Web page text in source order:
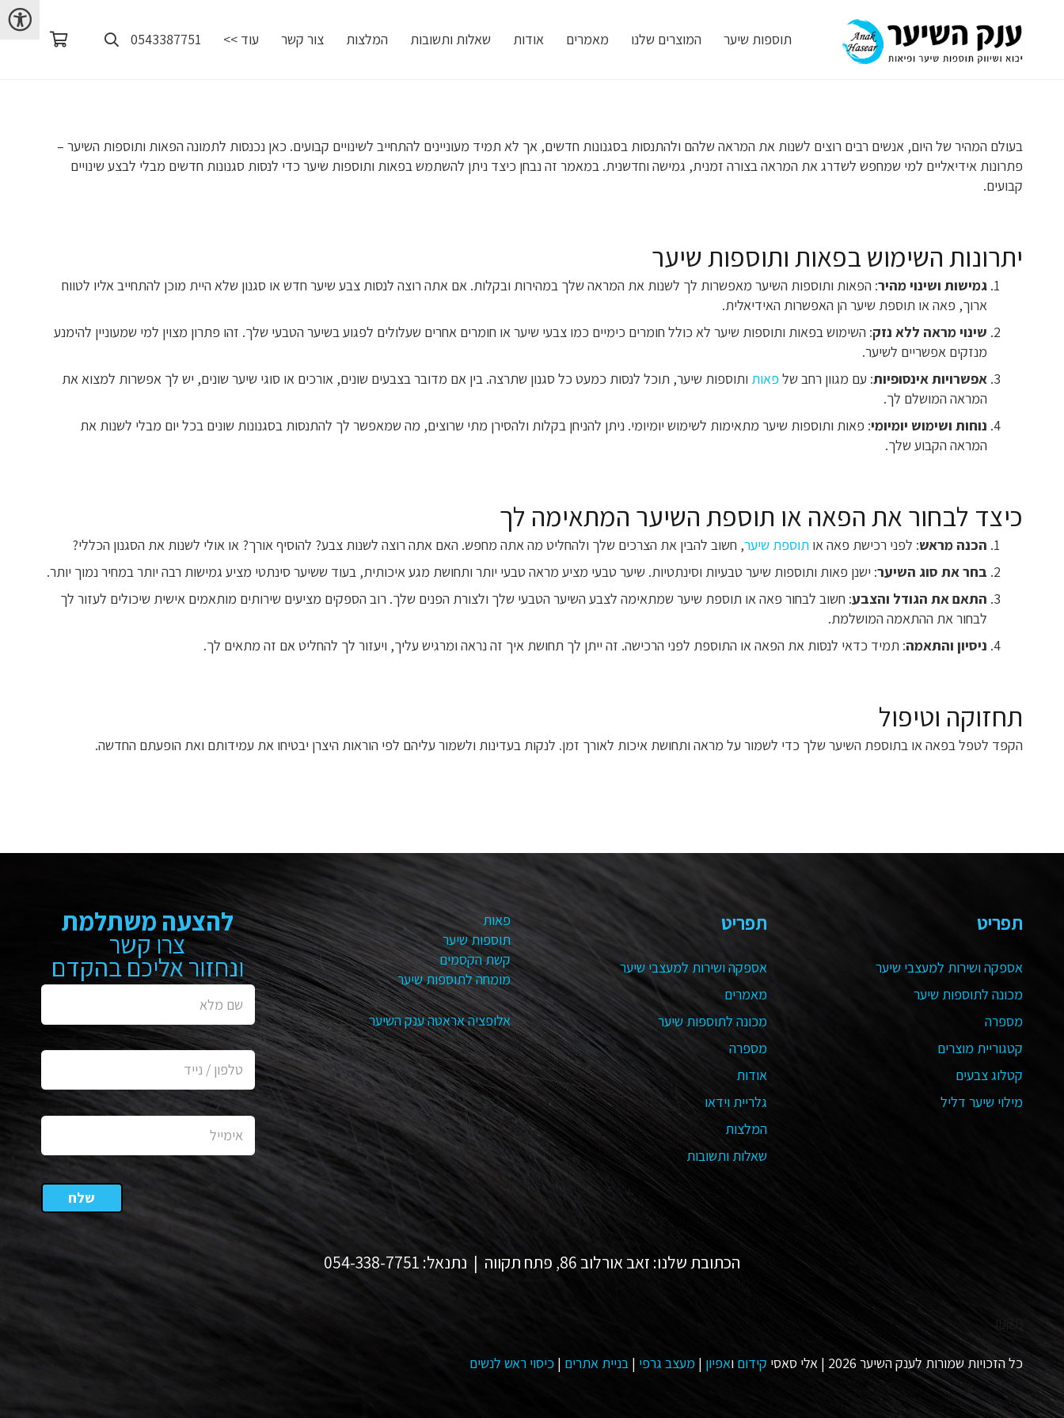
תוספות שיער המוצרים שלנו מאמרים אודות שאלות ותשובות המלצות צור קשר עוד >> 0543387751
בעולם המהיר של היום, אנשים רבים רוצים לשנות את המראה שלהם ולהתנסות בסגנונות חדשים, אך לא תמיד מעוניינים להתחייב לשינויים קבועים. כאן נכנסות לתמונה הפאות ותוספות השיער –
פתרונות אידיאליים למי שמחפש לשדרג את המראה בצורה זמנית, גמישה וחדשנית. במאמר זה נבחן כיצד ניתן להשתמש בפאות ותוספות שיער כדי לנסות סגנונות חדשים מבלי לבצע שינויים
קבועים.
יתרונות השימוש בפאות ותוספות שיער
גמישות ושינוי מהיר: הפאות ותוספות השיער מאפשרות לך לשנות את המראה שלך במהירות ובקלות. אם אתה רוצה לנסות צבע שיער חדש או סגנון שלא היית מוכן להתחייב אליו לטווח
ארוך, פאה או תוספת שיער הן האפשרות האידיאלית.
שינוי מראה ללא נזק: השימוש בפאות ותוספות שיער לא כולל חומרים כימיים כמו צבעי שיער או חומרים אחרים שעלולים לפגוע בשיער הטבעי שלך. זהו פתרון מצוין למי שמעוניין להימנע
מנזקים אפשריים לשיער.
אפשרויות אינסופיות: עם מגוון רחב שלפאות ותוספות שיער, תוכל לנסות כמעט כל סגנון שתרצה. בין אם מדובר בצבעים שונים, אורכים או סוגי שיער שונים, יש לך אפשרות למצוא את
המראה המושלם לך.
נוחות ושימוש יומיומי: פאות ותוספות שיער מתאימות לשימוש יומיומי. ניתן להניחן בקלות ולהסירן מתי שרוצים, מה שמאפשר לך להתנסות בסגנונות שונים בכל יום מבלי לשנות את
המראה הקבוע שלך.
כיצד לבחור את הפאה או תוספת השיער המתאימה לך
הכנה מראש: לפני רכישת פאה או תוספת שיער, חשוב להבין את הצרכים שלך ולהחליט מה אתה מחפש. האם אתה רוצה לשנות צבע? להוסיף אורך? או אולי לשנות את הסגנון הכללי?
בחר את סוג השיער: ישנן פאות ותוספות שיער טבעיות וסינתטיות. שיער טבעי מציע מראה טבעי יותר ותחושת מגע איכותית, בעוד ששיער סינתטי מציע גמישות רבה יותר במחיר נמוך יותר.
התאם את הגודל והצבע: חשוב לבחור פאה או תוספת שיער שמתאימה לצבע השיער הטבעי שלך ולצורת הפנים שלך. רוב הספקים מציעים שירותים מותאמים אישית שיכולים לעזור לך
לבחור את ההתאמה המושלמת.
ניסיון והתאמה: תמיד כדאי לנסות את הפאה או התוספת לפני הרכישה. זה ייתן לך תחושת איך זה נראה ומרגיש עליך, ויעזור לך להחליט אם זה מתאים לך.
תחזוקה וטיפול
הקפד לטפל בפאה או בתוספת השיער שלך כדי לשמור על מראה ותחושת איכות לאורך זמן. לנקות בעדינות ולשמור עליהם לפי הוראות היצרן יבטיחו את עמידותם ואת הופעתם החדשה.
תפריט
אספקה ושירות למעצבי שיער
מכונה לתוספות שיער
מספרה
קטגוריית מוצרים
קטלוג צבעים
מילוי שיער דליל
תפריט
אספקה ושירות למעצבי שיער
מאמרים
מכונה לתוספות שיער
מספרה
אודות
גלריית וידאו
המלצות
שאלות ותשובות
פאות
תוספות שיער
קשת הקסמים
מומחה לתוספות שיער
אלופציה אראטה ענק השיער
להצעה משתלמת
צרו קשר
ונחזור אליכם בהקדם
הכתובת שלנו: זאב אורלוב 86, פתח תקווה | נתנאל: 054-338-7751
כל הזכויות שמורות לענק השיער 2026 | אלי סאסי קידום ואפיון | מעצב גרפי | בניית אתרים | כיסוי ראש לנשים